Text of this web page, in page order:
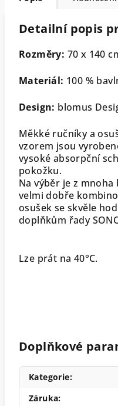
Detailní popis
Rozměry: 70 x 140
Materiál: 100 %
Design: blomus
Měkké ručníky a
vzorem jsou
vysoké absorpční
pokožku.
Na výběr je z
velmi dobře
osušek se skvěle
doplňkům řady
Lze prát na 40°C.
Doplňkové
Kategorie:
Záruka: